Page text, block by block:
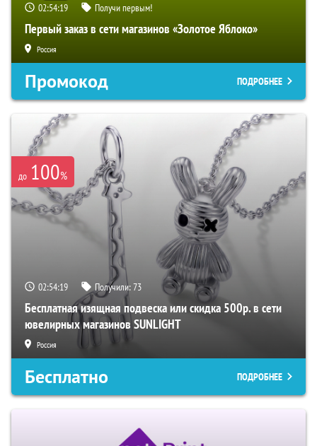
02:54:18 Получи первым!
Первый заказ в сети магазинов «Золотое Яблоко»
Россия
Промокод ПОДРОБНЕЕ
до 100%
02:54:18 Получили:73
Бесплатная изящная подвеска или скидка 500р. в сети
ювелирных магазинов SUNLIGHT
Россия
Бесплатно ПОДРОБНЕЕ